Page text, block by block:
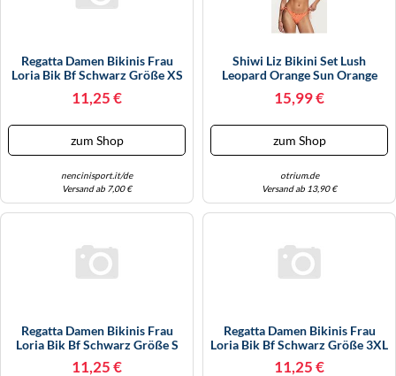
Regatta Damen Bikinis Frau
Loria Bik Bf Schwarz Größe XS
11,25 €
zum Shop
nencinisport.it/de
Versand ab 7,00 €
Shiwi Liz Bikini Set Lush
Leopard Orange Sun Orange
Damen | Orange
15,99 €
zum Shop
otrium.de
Versand ab 13,90 €
Regatta Damen Bikinis Frau
Loria Bik Bf Schwarz Größe S
11,25 €
Regatta Damen Bikinis Frau
Loria Bik Bf Schwarz Größe 3XL
11,25 €